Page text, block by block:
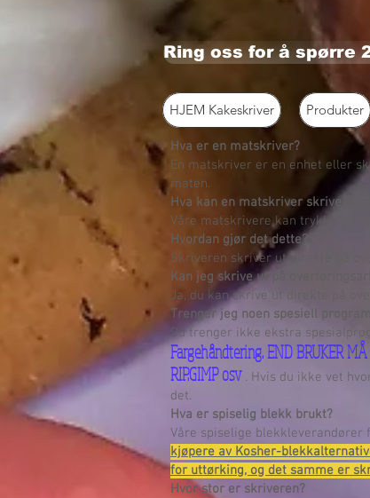
Ring oss for å spørre
HJEM Kakeskriver Produkter
Hva er en matskriver?
En matskriver er en enhet eller
maten.
Hva kan en matskriver skrive ut
Våre matskrivere kan trykke på
Hvordan gjør det dette?
Skriveren skriver ut direkte på
Kan jeg skrive ut på
Ja, du kan skrive ut direkte på
Trenger jeg noen spesiell
Du trenger ikke ekstra
Fargehåndtering. END BRUKER MÅ
RIP.GIMP osv. Hvis du ikke vet
det.
Hva er spiselig blekk brukt?
Våre spiselige
kjøpere av Kosher-
for uttørking, og det samme er
Hvor stor er skriveren?